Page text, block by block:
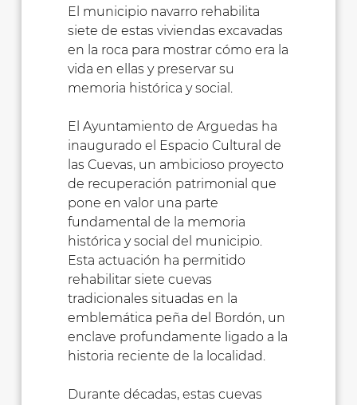
El municipio navarro rehabilita
siete de estas viviendas excavadas
en la roca para mostrar cómo era la
vida en ellas y preservar su
memoria histórica y social.
El Ayuntamiento de Arguedas ha
inaugurado el Espacio Cultural de
las Cuevas, un ambicioso proyecto
de recuperación patrimonial que
pone en valor una parte
fundamental de la memoria
histórica y social del municipio.
Esta actuación ha permitido
rehabilitar siete cuevas
tradicionales situadas en la
emblemática peña del Bordón, un
enclave profundamente ligado a la
historia reciente de la localidad.
Durante décadas, estas cuevas